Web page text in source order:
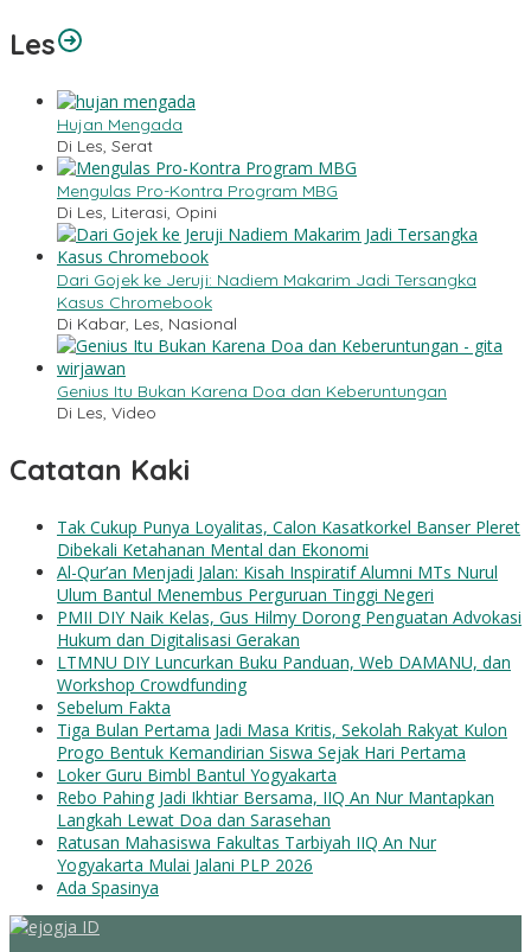
Les
Hujan Mengada
Di Les, Serat
Mengulas Pro-Kontra Program MBG
Di Les, Literasi, Opini
Dari Gojek ke Jeruji: Nadiem Makarim Jadi Tersangka
Kasus Chromebook
Di Kabar, Les, Nasional
Genius Itu Bukan Karena Doa dan Keberuntungan
Di Les, Video
Catatan Kaki
Tak Cukup Punya Loyalitas, Calon Kasatkorkel Banser Pleret
Dibekali Ketahanan Mental dan Ekonomi
Al-Qur’an Menjadi Jalan: Kisah Inspiratif Alumni MTs Nurul
Ulum Bantul Menembus Perguruan Tinggi Negeri
PMII DIY Naik Kelas, Gus Hilmy Dorong Penguatan Advokasi
Hukum dan Digitalisasi Gerakan
LTMNU DIY Luncurkan Buku Panduan, Web DAMANU, dan
Workshop Crowdfunding
Sebelum Fakta
Tiga Bulan Pertama Jadi Masa Kritis, Sekolah Rakyat Kulon
Progo Bentuk Kemandirian Siswa Sejak Hari Pertama
Loker Guru Bimbl Bantul Yogyakarta
Rebo Pahing Jadi Ikhtiar Bersama, IIQ An Nur Mantapkan
Langkah Lewat Doa dan Sarasehan
Ratusan Mahasiswa Fakultas Tarbiyah IIQ An Nur
Yogyakarta Mulai Jalani PLP 2026
Ada Spasinya